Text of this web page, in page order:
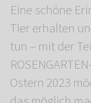
Eine schöne
Tier erhalten
tun – mit der
Ostern 2023